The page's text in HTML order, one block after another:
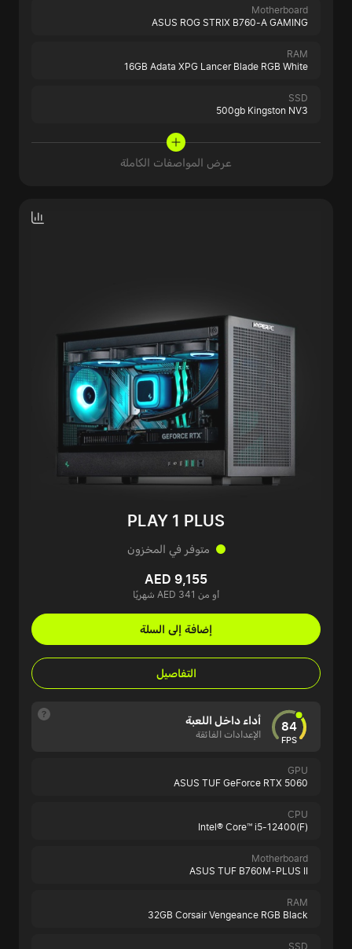
Motherboard
ASUS ROG STRIX B760-A GAMING
RAM
16GB Adata XPG Lancer Blade RGB White
SSD
500gb Kingston NV3
عرض المواصفات الكاملة
PLAY 1 PLUS
متوفر في المخزون
AED 9,155
أو من AED 341 شهريًا
إضافة إلى السلة
التفاصيل
84
FPS
أداء داخل اللعبة
الإعدادات الفائقة
GPU
ASUS TUF GeForce RTX 5060
CPU
Intel® Core™ i5-12400(F)
Motherboard
ASUS TUF B760M-PLUS II
RAM
32GB Corsair Vengeance RGB Black
SSD